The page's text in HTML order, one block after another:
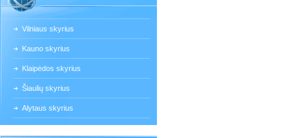
Vilniaus skyrius
Kauno skyrius
Klaipėdos skyrius
Šiaulių skyrius
Alytaus skyrius